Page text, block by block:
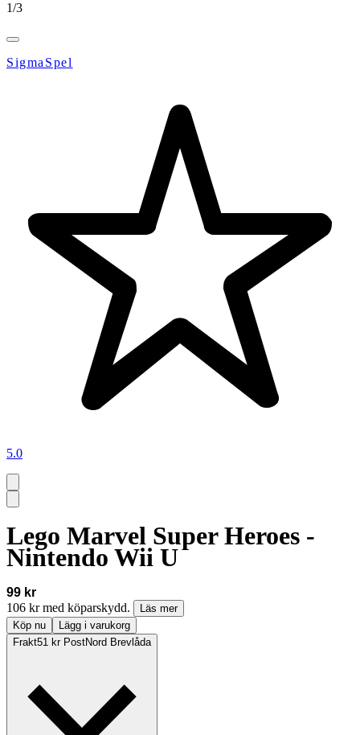
1/3
SigmaSpel
5.0
Lego Marvel Super Heroes -
Nintendo Wii U
99 kr
106 kr med köparskydd.
Läs mer
Köp nu
Lägg i varukorg
Frakt51 kr PostNord Brevlåda